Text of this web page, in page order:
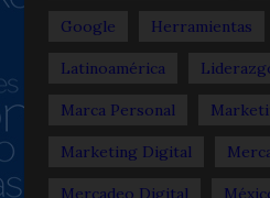
Google Herramientas
Latinoamérica
Marca Personal
Marketing Digital